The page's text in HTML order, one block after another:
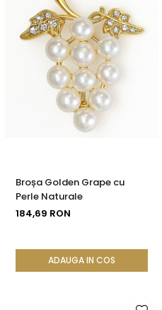
Broșa Golden Grape cu
Perle Naturale
184,69 RON
ADAUGA IN COS